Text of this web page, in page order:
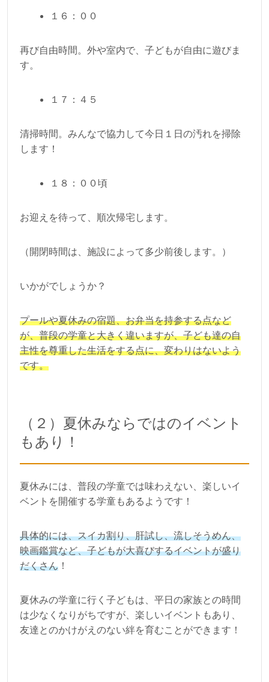
１６：００
再び自由時間。外や室内で、子どもが自由に遊びま
す。
１７：４５
清掃時間。みんなで協力して今日１日の汚れを掃除
します！
１８：００頃
お迎えを待って、順次帰宅します。
（開閉時間は、施設によって多少前後します。）
いかがでしょうか？
プールや夏休みの宿題、お弁当を持参する点など
が、普段の学童と大きく違いますが、子ども達の自
主性を尊重した生活をする点に、変わりはないよう
です。
（２）夏休みならではのイベント
もあり！
夏休みには、普段の学童では味わえない、楽しいイ
ベントを開催する学童もあるようです！
具体的には、スイカ割り、肝試し、流しそうめん、
映画鑑賞など、子どもが大喜びするイベントが盛り
だくさん ！
夏休みの学童に行く子どもは、平日の家族との時間
は少なくなりがちですが、楽しいイベントもあり、
友達とのかけがえのない絆を育むことができます！